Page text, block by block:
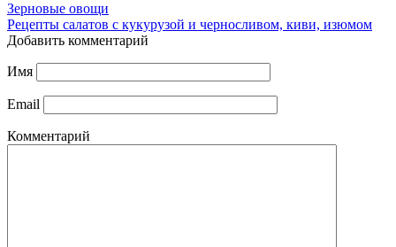
Зерновые овощи
Рецепты салатов с кукурузой и черносливом, киви, изюмом
Добавить комментарий
Имя
Email
Комментарий